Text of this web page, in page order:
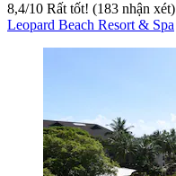
8,4/10 Rất tốt! (183 nhận xét)
Leopard Beach Resort & Spa